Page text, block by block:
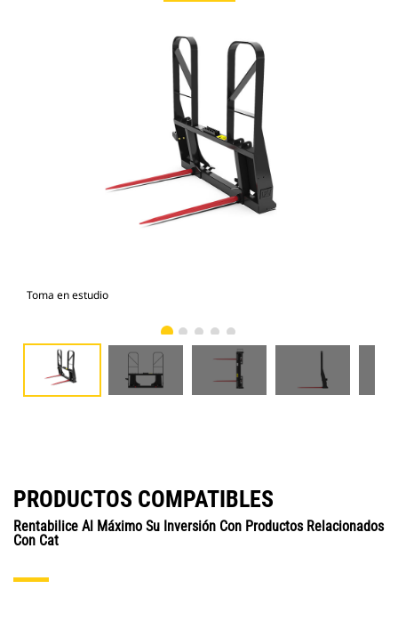
Toma en estudio
PRODUCTOS COMPATIBLES
Rentabilice Al Máximo Su Inversión Con Productos Relacionados
Con Cat